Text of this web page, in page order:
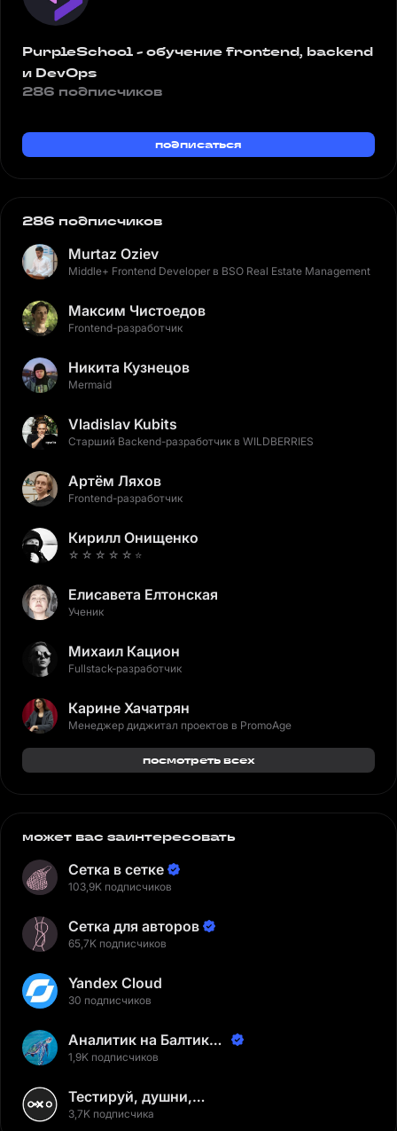
PurpleSchool - обучение frontend, backend
и DevOps
286 подписчиков
подписаться
286 подписчиков
Murtaz Oziev
Middle+ Frontend Developer в BSO Real Estate Management
Максим Чистоедов
Frontend-разработчик
Никита Кузнецов
Mermaid
Vladislav Kubits
Старший Backend-разработчик в WILDBERRIES
Артём Ляхов
Frontend-разработчик
Кирилл Онищенко
☆ ☆ ☆ ☆ ☆ ⭐️
Елисавета Елтонская
Ученик
Михаил Кацион
Fullstack-разработчик
Карине Хачатрян
Менеджер диджитал проектов в PromoAge
посмотреть всех
может вас заинтересовать
Сетка в сетке
103,9K подписчиков
Сетка для авторов
65,7K подписчиков
Yandex Cloud
30 подписчиков
Аналитик на Балтике |
Неверов Станислав
1,9K подписчиков
Тестируй, душни,
наслаждайся
3,7K подписчика